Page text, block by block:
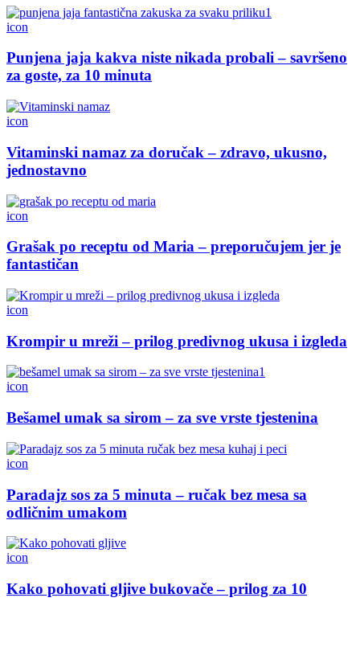
icon
Punjena jaja kakva niste nikada probali – savršeno
za goste, za 10 minuta
icon
Vitaminski namaz za doručak – zdravo, ukusno,
jednostavno
icon
Grašak po receptu od Maria – preporučujem jer je
fantastičan
icon
Krompir u mreži – prilog predivnog ukusa i izgleda
icon
Bešamel umak sa sirom – za sve vrste tjestenina
icon
Paradajz sos za 5 minuta – ručak bez mesa sa
odličnim umakom
icon
Kako pohovati gljive bukovače – prilog za 10